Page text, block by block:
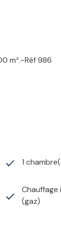
m².~Réf 986
1
Chauffage
(gaz)